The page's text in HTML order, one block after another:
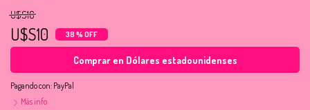
U$S16
U$S10 38 % OFF
Comprar en Dólares estadounidenses
Pagando con: PayPal
Más info